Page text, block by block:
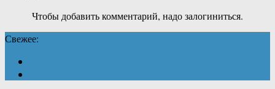
Чтобы добавить комментарий, надо залогиниться.
Свежее: